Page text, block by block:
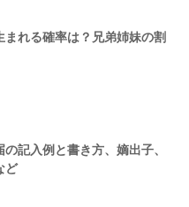
まれる確率は？兄弟姉妹の割
の記入例と書き方、嫡出子、
ど